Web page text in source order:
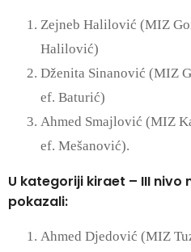
Zejneb Halilović (MIZ
Halilović)
Dženita Sinanović (MIZ
ef. Baturić)
Ahmed Smajlović (MIZ
ef. Mešanović).
U kategoriji kiraet – III nivo
pokazali:
Ahmed Djedović (MIZ